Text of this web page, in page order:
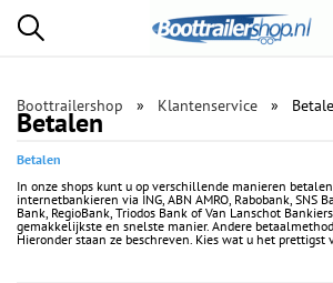
Boottrailershop Klantenservice
Betalen
Betalen
In onze shops kunt u op verschillende manieren
internetbankieren via ING, ABN AMRO, Rabobank, SNS
Bank, RegioBank, Triodos Bank of Van Lanschot
gemakkelijkste en snelste manier. Andere
Hieronder staan ze beschreven. Kies wat u het prettigst